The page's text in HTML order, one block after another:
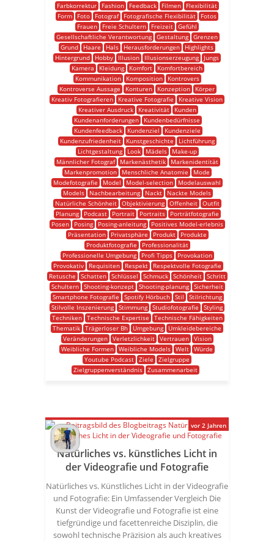
Farbkorrektur Fashion Feedback Filmen
Flexibilität
Form
Foto Fotograf Fotografische Flexibilität
Fotos
Frauen
Freie Schultern Freizeit Gefühl
Gesellschaftliche Verantwortung Gestaltung Grenzen
Grund
Haare Hals Herausforderungen
Highlights
Hintergrund
Hobby Illusion Illusionserzeugung
Jungs
Kamera
Kleidung Komfort
Komfortbereich
Kommunikation
Komposition
Kontrovers
Kontroverse Aussage
Konturen Konzeption
Körper
Kreativ Fotografieren
Kreative Fotografie
Kreative Vision
Kreativer Ausdruck
Kreativität
Kunden
Kundenanforderungen
Kundenbedürfnisse
Kundenfeedback
Kundenziel
Kundenziele
Kundenzufriedenheit
Kunstgeschichte
Lichtführung
Lichtgestaltung
Look Mädels
Make-up
Männlicher Fotograf
Markenästhetik
Markenidentität
Markenpromotion
Menschliche Anatomie
Mode
Modefotografie
Model Model-selection
Modelauswahl
Models
Nachbearbeitung Nackt
Nackte Models
Natürliche Schönheit
Objektivierung Offenheit
Outfit
Planung
Podcast Portrait Portraits
Porträtfotografie
Posen
Posing Posing-anleitung
Positives Model-erlebnis
Präsentation
Privatsphäre Produkt
Produkte
Produktfotografie
Professionalität
Professionelle Umgebung
Profi Tipps
Provokation
Provokativ
Requisiten Respekt
Respektvolle Fotografie
Retusche
Schatten Schlüssel Schmuck Schönheit
Schritt
Schultern
Shooting-konzept Shooting-planung
Sicherheit
Smartphone Fotografie
Spotify Hörbuch Stil
Stilrichtung
Stilvolle Inszenierung Stimmung Studiofotografie
Styling
Techniken
Technische Expertise
Technische Fähigkeiten
Thematik Trägerloser Bh Umgebung
Umkleidebereiche
Veränderungen
Verletzlichkeit Vertrauen
Vision
Weibliche Formen Weibliche Models Welt Würde
Youtube Podcast Ziele
Zielgruppe
Zielgruppenverständnis Zusammenarbeit
Natürliches vs. künstliches Licht in
der Videografie und Fotografie
Natürliches vs. Künstliches Licht in der Videografie
und Fotografie: Ein Umfassender Vergleich Die
Kunst der Videografie und Fotografie ist eine
tiefgründige und facettenreiche Disziplin, die
sowohl technische Präzision als auch kreatives
vor 2 Jahren